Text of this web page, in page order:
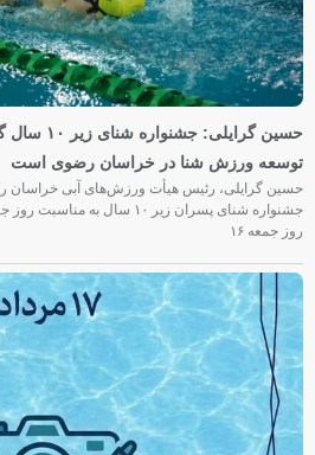
حسین گرایلی:
توسعه ورزش شنا در خراسان رضوی است
حسین گرایلی، رئیس هیأت ورزش‌های آبی خراسان
جشنواره شنای پسران زیر ۱۰ سال
روز جمعه‌ ۱۶